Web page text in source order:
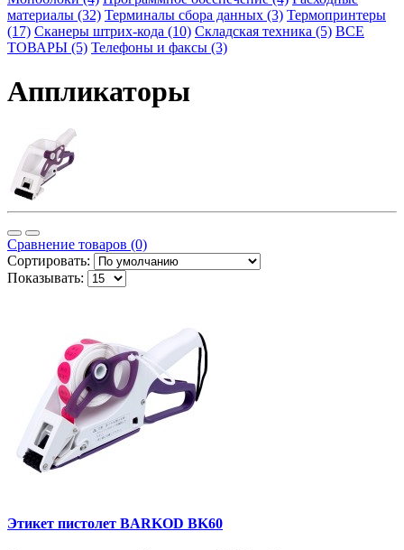
материалы (32) Терминалы сбора данных (3) Термопринтеры
(17) Сканеры штрих-кода (10) Складская техника (5) ВСЕ
ТОВАРЫ (5) Телефоны и факсы (3)
Аппликаторы
Сравнение товаров (0)
Сортировать:
Показывать:
Этикет пистолет BARKOD BK60